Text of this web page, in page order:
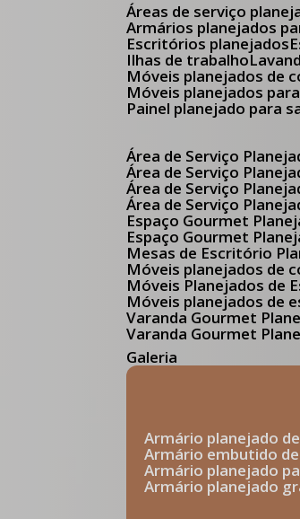
Áreas de serviço
Armários planejados
Escritórios planejados
Ilhas de trabalho
Móveis planejados de
Móveis planejados
Painel planejado para
Área de Serviço
Área de Serviço
Área de Serviço
Área de Serviço
Espaço Gourmet
Espaço Gourmet
Mesas de Escritório
Móveis planejados
Móveis Planejados
Móveis planejados
Varanda Gourmet
Varanda Gourmet
Galeria
armário planejado
armário embutido
armário planejado
armário planejado